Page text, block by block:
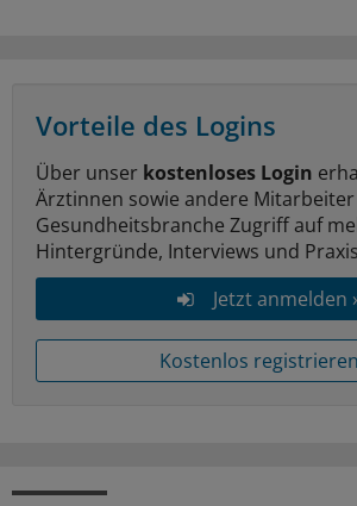
Vorteile des Logins
Über unser kostenloses Login
Ärztinnen sowie andere
Gesundheitsbranche Zugriff auf
Hintergründe, Interviews und
Jetzt anmelden
Kostenlos